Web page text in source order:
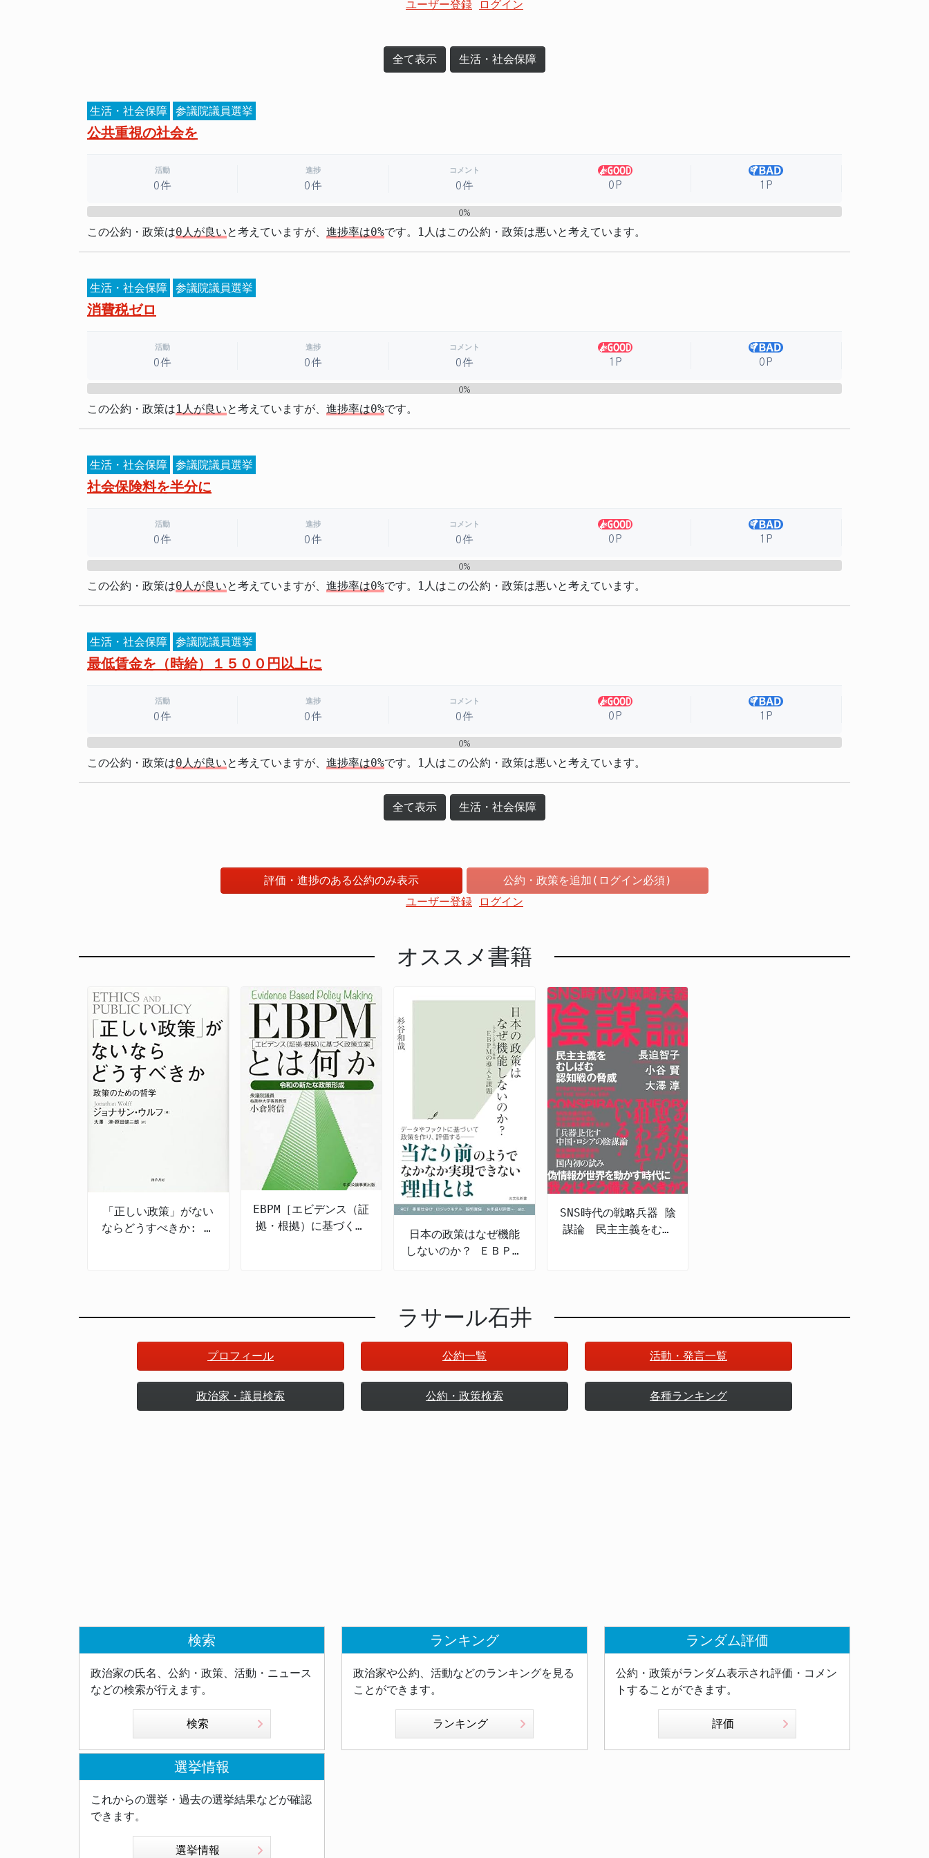
ユーザー登録 ログイン
全て表示 生活・社会保障
生活・社会保障 参議院議員選挙
公共重視の社会を
活動
0件
進捗
0件
コメント
0件 0P 1P
0%
この公約・政策は0人が良いと考えていますが、 進捗率は0%です。1人はこの公約・政策は悪いと考えています。
生活・社会保障 参議院議員選挙
消費税ゼロ
活動
0件
進捗
0件
コメント
0件 1P 0P
0%
この公約・政策は1人が良いと考えていますが、 進捗率は0%です。
生活・社会保障 参議院議員選挙
社会保険料を半分に
活動
0件
進捗
0件
コメント
0件 0P 1P
0%
この公約・政策は0人が良いと考えていますが、 進捗率は0%です。1人はこの公約・政策は悪いと考えています。
生活・社会保障 参議院議員選挙
最低賃金を（時給）１５００円以上に
活動
0件
進捗
0件
コメント
0件 0P 1P
0%
この公約・政策は0人が良いと考えていますが、 進捗率は0%です。1人はこの公約・政策は悪いと考えています。
全て表示 生活・社会保障
評価・進捗のある公約のみ表示
公約・政策を追加(ログイン必須)
ユーザー登録
ログイン
オススメ書籍
「正しい政策」がない
ならどうすべきか: 政
EBPM［エビデンス（証
拠・根拠）に基づく政
日本の政策はなぜ機能
しないのか？ ＥＢＰＭ
SNS時代の戦略兵器 陰
謀論 民主主義をむし
ラサール石井
プロフィール 公約一覧 活動・発言一覧
政治家・議員検索 公約・政策検索 各種ランキング
検索
政治家の氏名、公約・政策、活動・ニュース
などの検索が行えます。
検索
ランキング
政治家や公約、活動などのランキングを見る
ことができます。
ランキング
ランダム評価
公約・政策がランダム表示され評価・コメン
トすることができます。
評価
選挙情報
これからの選挙・過去の選挙結果などが確認
できます。
選挙情報